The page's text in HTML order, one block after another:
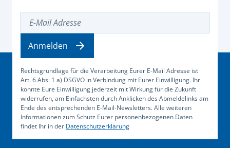
Rechtsgrundlage für die Verarbeitung Eurer E-Mail Adresse ist
Art. 6 Abs. 1 a) DSGVO in Verbindung mit Eurer Einwilligung. Ihr
könnte Eure Einwilligung jederzeit mit Wirkung für die Zukunft
widerrufen, am Einfachsten durch Anklicken des Abmeldelinks am
Ende des entsprechenden E-Mail-Newsletters. Alle weiteren
Informationen zum Schutz Eurer personenbezogenen Daten
findet Ihr in der Datenschutzerklärung
Anmelden